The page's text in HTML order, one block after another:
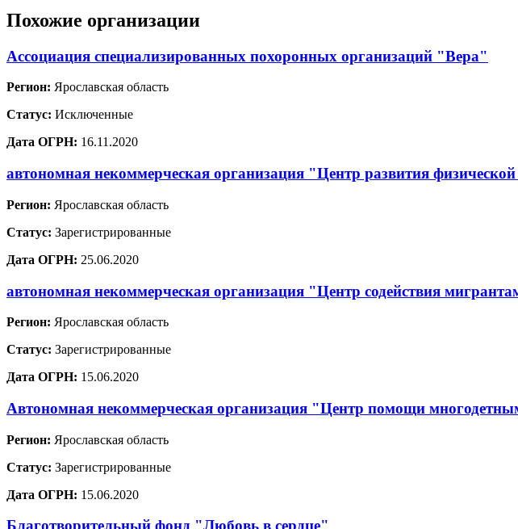
Похожие организации
Ассоциация специализированных похоронных организаций "Вера"
Регион: Ярославская область
Статус: Исключенные
Дата ОГРН: 16.11.2020
автономная некоммерческая организация "Центр развития
Регион: Ярославская область
Статус: Зарегистрированные
Дата ОГРН: 25.06.2020
автономная некоммерческая организация "Центр содействия
Регион: Ярославская область
Статус: Зарегистрированные
Дата ОГРН: 15.06.2020
Автономная некоммерческая организация "Центр помощи
Регион: Ярославская область
Статус: Зарегистрированные
Дата ОГРН: 15.06.2020